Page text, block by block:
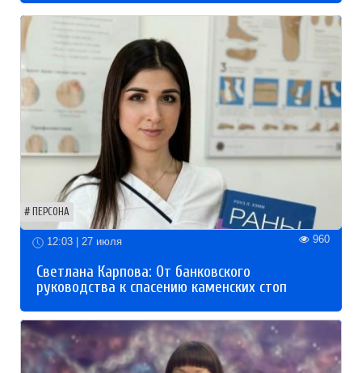
ПЕРСОНА
12:03 | 27 июля 960
Светлана Карпова: От банковского
руководства к спасению каменских стоп